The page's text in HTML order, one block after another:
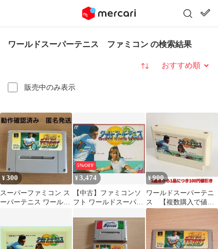
ワールドスーパーテニス ファミコン の検索結果
販売中のみ表示
並び替え
¥300
スーパーファミコン ス
ーパーテニス ワールド
5%OFF
¥3,474
【中古】ファミコンソ
フト ワールドスーパー
¥900
ワールドスーパーテニ
ス 【複数購入で値引
き希望の方は購入前に
い】【ファミコン】
【箱説なし】